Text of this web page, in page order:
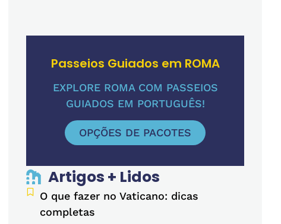
Passeios Guiados em ROMA
EXPLORE ROMA COM PASSEIOS
GUIADOS EM PORTUGUÊS!
OPÇÕES DE PACOTES
Artigos + Lidos
O que fazer no Vaticano: dicas
completas